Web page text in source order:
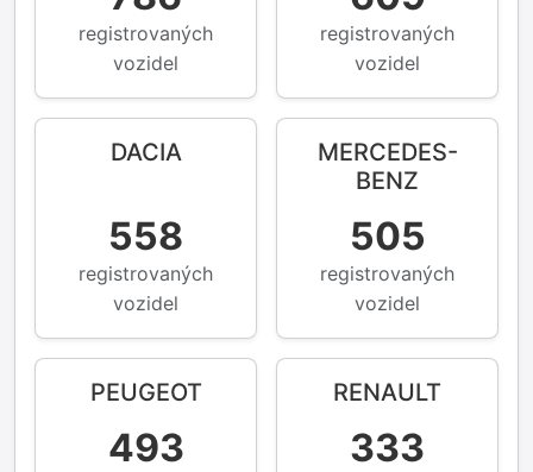
registrovaných
vozidel
registrovaných
vozidel
DACIA
558
registrovaných
vozidel
MERCEDES-
BENZ
505
registrovaných
vozidel
PEUGEOT
493
RENAULT
333